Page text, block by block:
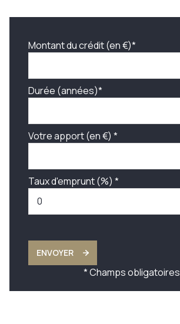
Montant du crédit (en €)*
Durée (années)*
Votre apport (en €) *
Taux d'emprunt (%) *
ENVOYER
* Champs obligatoires